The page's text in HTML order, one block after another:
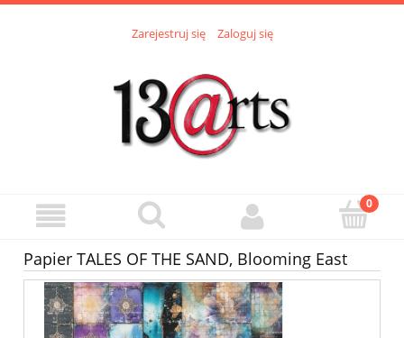
Zarejestruj się Zaloguj się
Papier TALES OF THE SAND, Blooming East